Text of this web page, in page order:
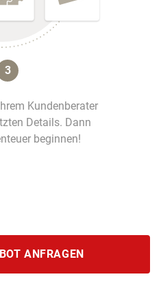
ANFRAGEN
3
Kundenberater
Details. Dann
beginnen!